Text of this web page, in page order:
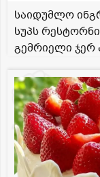
საიდუმლო
სუპს
გემრიელი ჯერ